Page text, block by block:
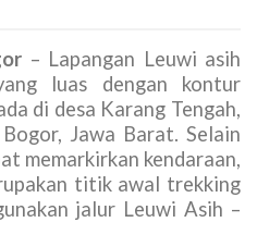
– Lapangan Leuwi asih
luas dengan kontur
di desa Karang Tengah,
Jawa Barat. Selain
memarkirkan kendaraan,
titik awal trekking
jalur Leuwi Asih –